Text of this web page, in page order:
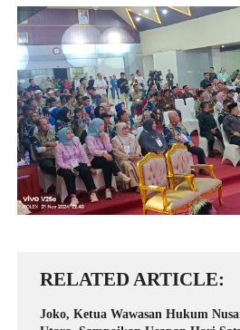
RELATED ARTICLE
Joko, Ketua Wawasan Hukum